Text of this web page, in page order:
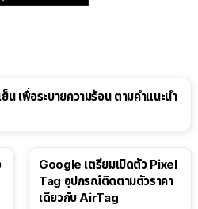
น เพื่อระบายความร้อน ตามคำแนะนำ
Google เตรียมเปิดตัว Pixel
Tag อุปกรณ์ติดตามตัวราคา
เดียวกับ AirTag